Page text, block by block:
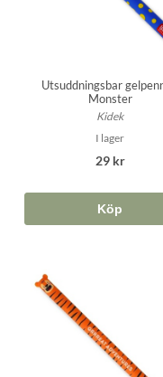
Utsuddningsbar
Monster
Kidek
I lager
29 kr
Köp